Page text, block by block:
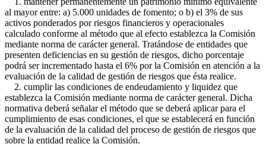
al mayor entre: a) 5.000 unidades de fomento; o b) el 3% de sus
activos ponderados por riesgos financieros y operacionales
calculado conforme al método que al efecto establezca la Comisión
mediante norma de carácter general. Tratándose de entidades que
presenten deficiencias en su gestión de riesgos, dicho porcentaje
podrá ser incrementado hasta el 6% por la Comisión en atención a la
evaluación de la calidad de gestión de riesgos que ésta realice.
2. cumplir las condiciones de endeudamiento y liquidez que
establezca la Comisión mediante norma de carácter general. Dicha
normativa deberá señalar el método que se deberá aplicar para el
cumplimiento de esas condiciones, el que se establecerá en función
de la evaluación de la calidad del proceso de gestión de riesgos que
sobre la entidad realice la Comisión.